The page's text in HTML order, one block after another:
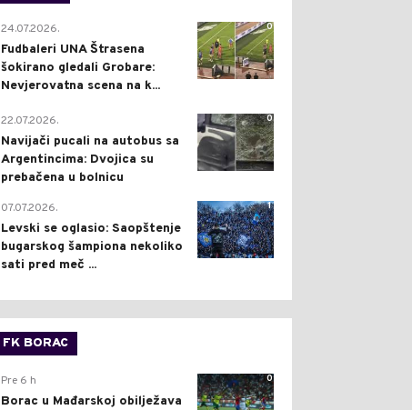
0
24.07.2026.
Fudbaleri UNA Štrasena
šokirano gledali Grobare:
Nevjerovatna scena na k...
0
22.07.2026.
Navijači pucali na autobus sa
Argentincima: Dvojica su
prebačena u bolnicu
1
07.07.2026.
Levski se oglasio: Saopštenje
bugarskog šampiona nekoliko
sati pred meč ...
FK BORAC
0
Pre 6 h
Borac u Mađarskoj obilježava